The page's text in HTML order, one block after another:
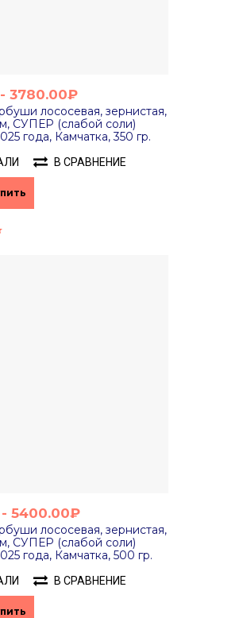
3780.00₽
лососевая, зернистая,
СУПЕР (слабой соли)
года, Камчатка, 350 гр.
В СРАВНЕНИЕ
5400.00₽
лососевая, зернистая,
СУПЕР (слабой соли)
года, Камчатка, 500 гр.
В СРАВНЕНИЕ